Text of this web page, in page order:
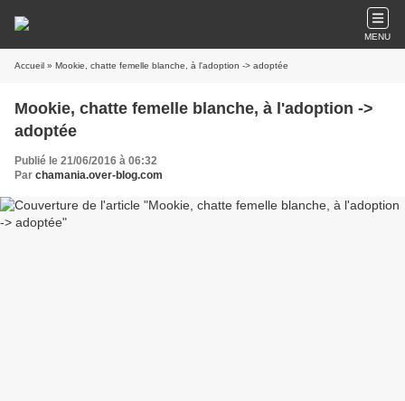
MENU
Accueil » Mookie, chatte femelle blanche, à l'adoption -> adoptée
Mookie, chatte femelle blanche, à l'adoption ->
adoptée
Publié le 21/06/2016 à 06:32
Par chamania.over-blog.com